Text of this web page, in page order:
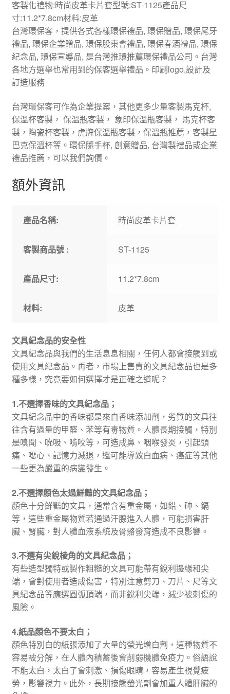
客製化禮物:時尚皮革卡片套型號:ST-1125產品尺
寸:11.2*7.8cm材料:皮革
台灣環保客，提供各式各樣環保禮品, 環保贈品, 環保尾牙
禮品, 環保企業贈品, 環保股東會禮品, 環保春酒禮品, 環保
紀念品, 環保宣導品, 是台灣推環推薦環保禮品公司。台灣
各地方選舉也常用到的保客選舉禮品。印刷logo,設計及
訂造服務
台灣環保客可作為企業提案，其他更多少量客製馬克杯,
保溫杯客製， 保溫瓶客製， 象印保溫瓶客製， 馬克杯客
製，陶瓷杯客製，虎牌保溫瓶客製，保溫瓶推薦，客製星
巴克保溫杯等。環保隨手杯, 創意贈品, 台灣製禮品或企業
禮品推薦，可以我們詢價。
額外資訊
產品名稱: 時尚皮革卡片套
客製商品號 : ST-1125
產品尺寸: 11.2*7.8cm
材料: 皮革
文具紀念品的安全性
文具紀念品與我們的生活息息相關，任何人都會接觸到或
使用文具紀念品。再者，市場上售賣的文具紀念品也是多
種多樣，究竟要如何選擇才是正確之道呢？
1.不選擇香味的文具紀念品；
文具紀念品中的香味都是來自香味添加劑，劣質的文具往
往含有過量的甲醛、苯等有毒物質。人體長期接觸，特別
是嗅聞、吮吸、啃咬等，可造成鼻、咽喉發炎，引起頭
痛、噁心、記憶力減退，還可能導致白血病、癌症等其他
一些更為嚴重的病變發生。
2.不選擇顏色太過鮮豔的文具紀念品；
顏色十分鮮豔的文具，通常含有重金屬，如鉛、砷、鎘
等，這些重金屬物質若通過汗腺進入人體，可能損害肝
臟、腎臟，對人體血液系統及骨骼發育造成不良影響。
3.不選有尖銳棱角的文具紀念品；
有些造型獨特或製作粗糙的文具可能帶有銳利邊緣和尖
端，會對使用者造成傷害，特別注意剪刀、刀片、尺等文
具紀念品等應選圓弧頂端，而非銳利尖端，減少被刺傷的
風險。
4.紙品顏色不要太白；
顏色特別白的紙張添加了大量的螢光增白劑，這種物質不
容易被分解，在人體內積蓄後會削弱機體免疫力。俗語說
不能太白，太白了會刺激、損傷眼睛，容易產生視覺疲
勞，影響視力。此外，長期接觸螢光劑會加重人體肝臟的